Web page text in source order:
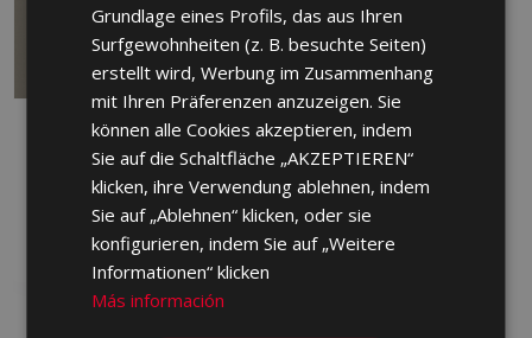
PROYECCION BRONCE
45 X 45_
Zu Favoriten
hinzufügen
PORTUGUESE
Grundlage eines Profils, das aus Ihren
Surfgewohnheiten (z. B. besuchte Seiten)
erstellt wird, Werbung im Zusammenhang
mit Ihren Präferenzen anzuzeigen. Sie
können alle Cookies akzeptieren, indem
Sie auf die Schaltfläche „AKZEPTIEREN“
klicken, ihre Verwendung ablehnen, indem
Sie auf „Ablehnen“ klicken, oder sie
konfigurieren, indem Sie auf „Weitere
Informationen“ klicken
Más información